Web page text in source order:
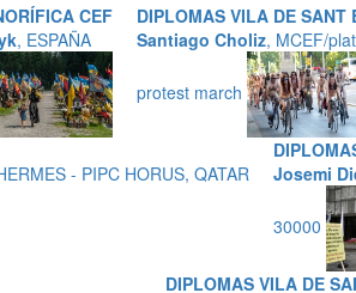
CEF
, ESPAÑA
DIPLOMAS VILA DE SANT
Santiago Choliz, MCEF/
protest march
- PIPC HORUS, QATAR
Josemi
30000
DIPLOMAS VILA DE